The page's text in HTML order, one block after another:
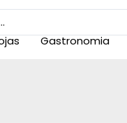
Gastronomia